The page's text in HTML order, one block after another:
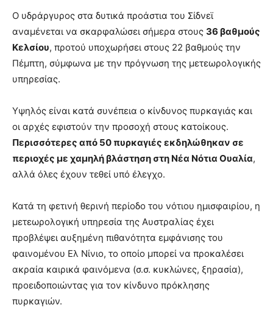
Ο υδράργυρος στα δυτικά προάστια του Σίδνεϊ
αναμένεται να σκαρφαλώσει σήμερα στους 36 βαθμούς
Κελσίου, προτού υποχωρήσει στους 22 βαθμούς την
Πέμπτη, σύμφωνα με την πρόγνωση της μετεωρολογικής
υπηρεσίας.
Υψηλός είναι κατά συνέπεια ο κίνδυνος πυρκαγιάς και
οι αρχές εφιστούν την προσοχή στους κατοίκους.
Περισσότερες από 50 πυρκαγιές εκδηλώθηκαν σε
περιοχές με χαμηλή βλάστηση στη Νέα Νότια Ουαλία,
αλλά όλες έχουν τεθεί υπό έλεγχο.
Κατά τη φετινή θερινή περίοδο του νότιου ημισφαιρίου, η
μετεωρολογική υπηρεσία της Αυστραλίας έχει
προβλέψει αυξημένη πιθανότητα εμφάνισης του
φαινομένου Ελ Νίνιο, το οποίο μπορεί να προκαλέσει
ακραία καιρικά φαινόμενα (σ.σ. κυκλώνες, ξηρασία),
προειδοποιώντας για τον κίνδυνο πρόκλησης
πυρκαγιών.